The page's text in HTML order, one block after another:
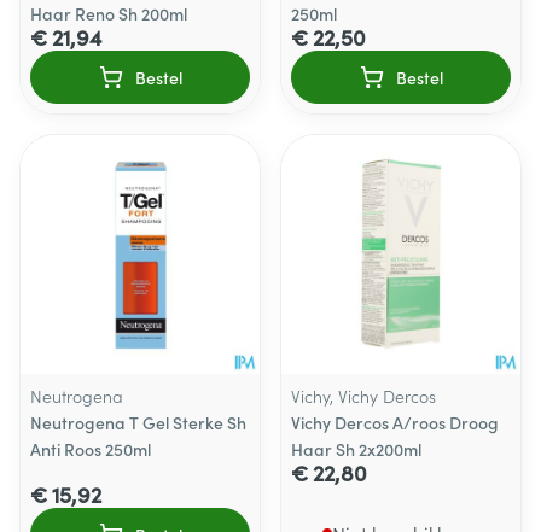
Haar Reno Sh 200ml
€ 21,94
Bestel
250ml
€ 22,50
Bestel
Neutrogena
Neutrogena T Gel Sterke Sh
Anti Roos 250ml
€ 15,92
Vichy, Vichy Dercos
Vichy Dercos A/roos Droog
Haar Sh 2x200ml
€ 22,80